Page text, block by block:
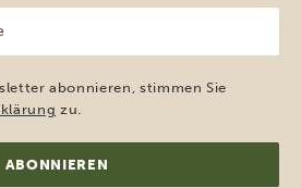
abonnieren, stimmen Sie
zu.